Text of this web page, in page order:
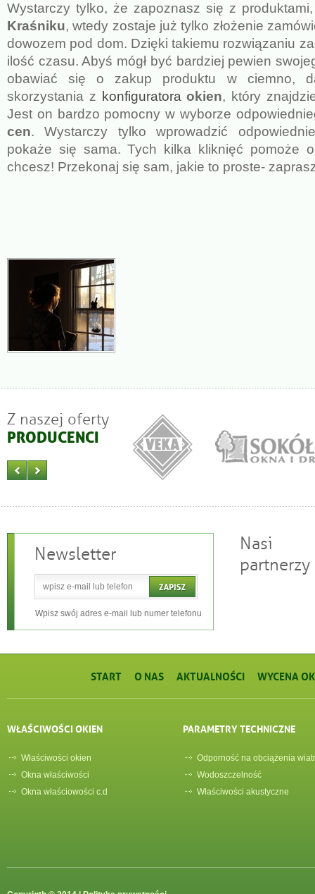
Wystarczy tylko, że zapoznasz się z
Kraśniku, wtedy zostaje już tylko złożenie
dowozem pod dom. Dzięki takiemu rozwiązaniu
ilość czasu. Abyś mógł być bardziej pewien
obawiać się o zakup produktu w ciemno,
skorzystania z konfiguratora okien, który
Jest on bardzo pomocny w wyborze
cen. Wystarczy tylko wprowadzić
pokaże się sama. Tych kilka kliknięć pomoże
chcesz! Przekonaj się sam, jakie to proste-
Z naszej oferty
PRODUCENCI
Newsletter
Wpisz swój adres e-mail lub numer telefonu
Nasi
partnerzy
START O NAS AKTUALNOŚCI WYCENA
WŁAŚCIWOŚCI OKIEN
Właściwości okien
Okna właściwości
Okna właściowości c.d
PARAMETRY TECHNICZNE
Odporność na obciążenia
Wodoszczelność
Właściwości akustyczne